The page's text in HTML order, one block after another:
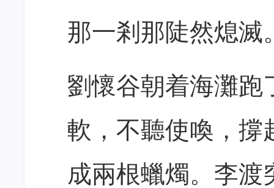
那一剎那陡然熄滅
劉懷谷朝着海灘跑
軟，不聽使喚，撐
成兩根蠟燭。李